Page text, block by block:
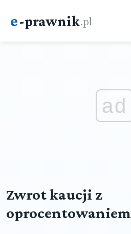
e-prawnik.pl
ad
Zwrot kaucji z
oprocentowaniem